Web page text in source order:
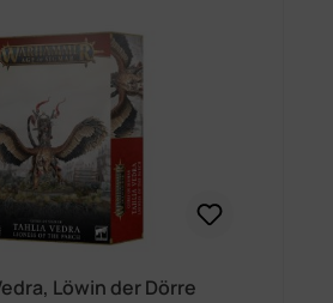
Löwin der Dörre